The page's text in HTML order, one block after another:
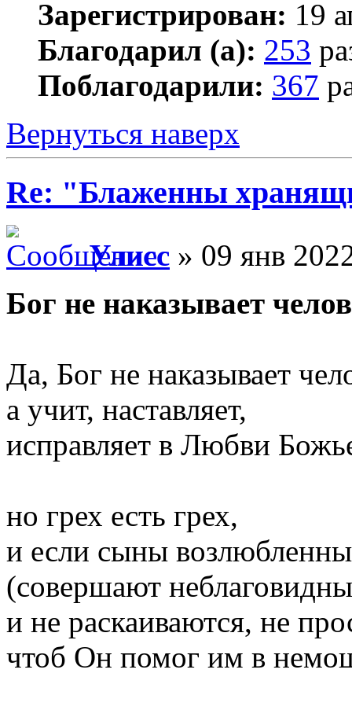
Зарегистрирован: 19
Благодарил (а): 253
Поблагодарили: 367
Вернуться наверх
Re: "Блаженны
Улисс » 09 янв
Бог не наказывает
Да, Бог не наказывает
а учит, наставляет,
исправляет в Любви
но грех есть грех,
и если сыны
(совершают
и не раскаиваются, не
чтоб Он помог им в